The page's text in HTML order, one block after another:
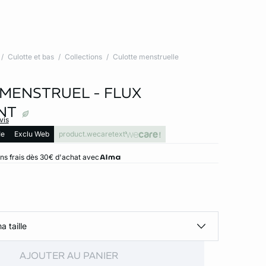
Culotte et bas Collections Culotte menstruelle
- FLUX
Exclu Web product.wecaretext
frais dès 30€ d'achat avec
taille
AJOUTER AU PANIER